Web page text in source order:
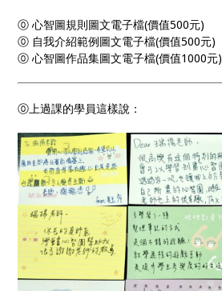
⓪ 心智圖規則圖文電子檔(價值500元)
⓪ 自我介紹範例圖文電子檔(價值500元)
⓪ 心智圖作品集圖文電子檔(價值1000元)
⓪上過課的學員這樣說：